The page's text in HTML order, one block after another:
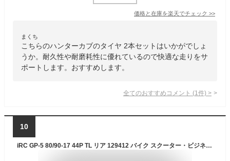
価格と在庫を楽天でチェック >>
まくち
こちらのハンターカブのタイヤ 2本セットはいかがでしょ
うか。耐久性や耐磨耗性に優れているので快適な走りをサ
ポートします。おすすめします。
全てのおすすめコメント (1 件) >
10
iRC GP-5 80/90-17 44P TL リア 129412 バイク スクーター・ビジネス・ミニバイク